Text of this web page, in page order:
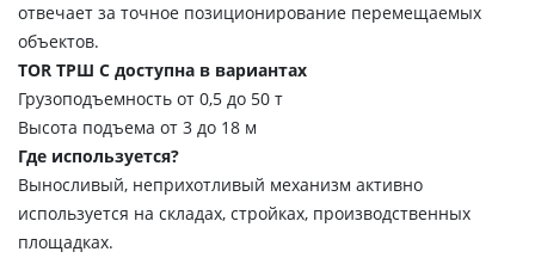
отвечает за точное позиционирование перемещаемых
объектов.
TOR ТРШ С доступна в вариантах
Грузоподъемность от 0,5 до 50 т
Высота подъема от 3 до 18 м
Где используется?
Выносливый, неприхотливый механизм активно
используется на складах, стройках, производственных
площадках.